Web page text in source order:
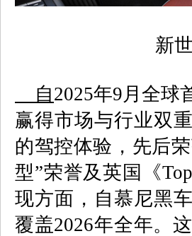
新
自2025年9月全球
赢得市场与行业双
的驾控体验，先后
型”荣誉及英国《
现方面，自慕尼黑
覆盖2026年全年。